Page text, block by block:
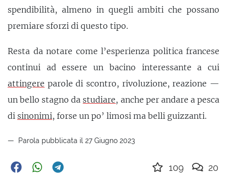
spendibilità, almeno in quegli ambiti che possano
premiare sforzi di questo tipo.
Resta da notare come l’esperienza politica francese
continui ad essere un bacino interessante a cui
attingere parole di scontro, rivoluzione, reazione —
un bello stagno da studiare, anche per andare a pesca
di sinonimi, forse un po’ limosi ma belli guizzanti.
Parola pubblicata il 27 Giugno 2023
109 20